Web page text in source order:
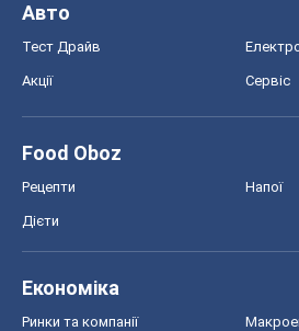
Авто
Тест Драйв
Акції Сервіс
Food Oboz
Рецепти Напої
Дієти
Економіка
Ринки та компанії